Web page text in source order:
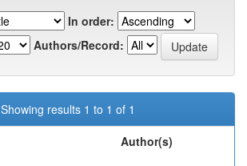
In order:
Authors/Record:
Showing results 1 to 1 of 1
Author(s)